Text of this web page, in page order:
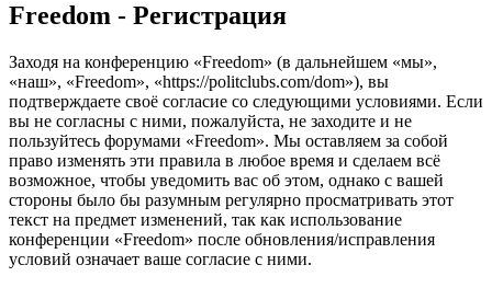
Freedom - Регистрация
Заходя на конференцию «Freedom» (в дальнейшем «мы»,
«наш», «Freedom», «https://politclubs.com/dom»), вы
подтверждаете своё согласие со следующими условиями. Если
вы не согласны с ними, пожалуйста, не заходите и не
пользуйтесь форумами «Freedom». Мы оставляем за собой
право изменять эти правила в любое время и сделаем всё
возможное, чтобы уведомить вас об этом, однако с вашей
стороны было бы разумным регулярно просматривать этот
текст на предмет изменений, так как использование
конференции «Freedom» после обновления/исправления
условий означает ваше согласие с ними.